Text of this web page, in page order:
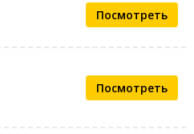
Посмотреть
Посмотреть